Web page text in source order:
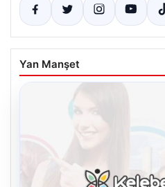
Yan Manşet